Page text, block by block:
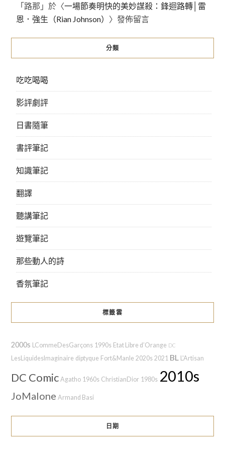
「路那 」於〈一場節奏明快的美妙謀殺：鋒迴路轉│雷
恩．強生（Rian Johnson） 〉發佈留言
分類
吃吃喝喝
影評劇評
日書隨筆
書評筆記
知識筆記
翻譯
聽講筆記
遊覽筆記
那些動人的詩
香氛筆記
標籤雲
2000s LCommeDesGarçons 1990s Etat Libre d’Orange DC
LesLiquidesImaginaire diptyque Fort&Manle 2020s 2021 BL L'Artisan
DC Comic Agatho 1960s ChristianDior 1980s 2010s
JoMalone Armand Basi
日期